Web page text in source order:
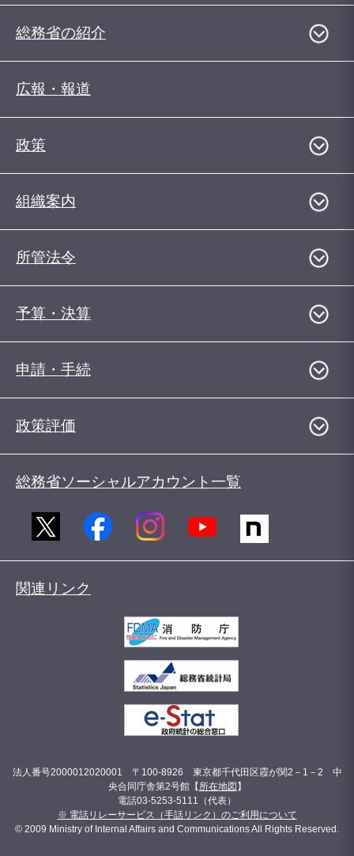
総務省の紹介
広報・報道
政策
組織案内
所管法令
予算・決算
申請・手続
政策評価
総務省ソーシャルアカウント一覧
関連リンク
法人番号2000012020001 〒100-8926 東京都千代田区霞が関2－1－2 中
央合同庁舎第2号館【 所在地図 】
電話03-5253-5111（代表）
※ 電話リレーサービス（手話リンク）のご利用について
© 2009 Ministry of Internal Affairs and Communications All Rights Reserved.